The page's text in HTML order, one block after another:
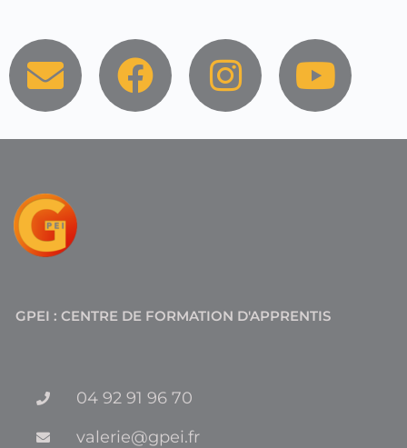
E
n
v
l
o
e
F
a
c
k
I
n
s
a
Y
o
u
GPEI : CENTRE DE FORMATION D'APPRENTIS
04 92 91 96 70
valerie@gpei.fr